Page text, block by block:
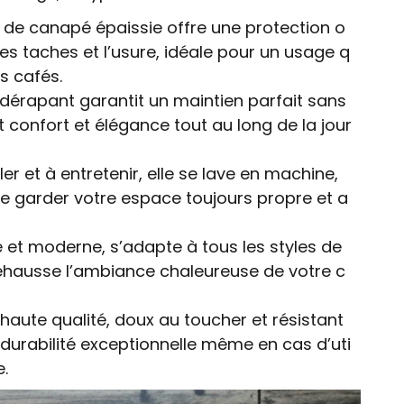
canapé épaissie offre une protection o
taches et l’usure, idéale pour un usage q
cafés.
garantit un maintien parfait sans
confort et élégance tout au long de la jour
et à entretenir, elle se lave en machine,
garder votre espace toujours propre et a
moderne, s’adapte à tous les styles de
l’ambiance chaleureuse de votre c
qualité, doux au toucher et résistant
exceptionnelle même en cas d’uti